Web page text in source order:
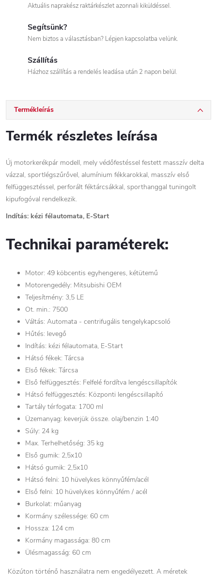
Aktuális naprakész raktárkészlet azonnali kiküldéssel.
Segítsünk?
Nem biztos a választásban? Lépjen kapcsolatba velünk.
Szállítás
Házhoz szállítás a rendelés leadása után 2 napon belül.
Termékleírás
Termék részletes leírása
Új motorkerékpár modell, mely védőfestéssel festett masszív delta
vázzal, sportlégszűrővel, alumínium fékkarokkal, masszív első
felfüggesztéssel, perforált féktárcsákkal, sporthanggal tuningolt
kipufogóval rendelkezik.
Indítás: kézi félautomata, E-Start
Technikai paraméterek:
Motor: 49 köbcentis egyhengeres, kétütemű
Motorengedély: Mitsubishi OEM
Teljesítmény: 3,5 LE
Ot. min.: 7500
Váltás: Automata - centrifugális tengelykapcsoló
Hűtés: levegő
Indítás: kézi félautomata, E-Start
Hátsó fékek: Tárcsa
Első fékek: Tárcsa
Első felfüggesztés: Felfelé fordítva lengéscsillapítók
Hátsó felfüggesztés: Központi lengéscsillapító
Tartály térfogata: 1700 ml
Üzemanyag: keverjük össze. olaj/benzin 1:40
Súly: 24 kg
Max. Terhelhetőség: 35 kg
Első gumik: 2,5x10
Hátsó gumik: 2,5x10
Hátsó felni: 10 hüvelykes könnyűfém/acél
Első felni: 10 hüvelykes könnyűfém / acél
Burkolat: műanyag
Kormány szélessége: 60 cm
Hossza: 124 cm
Kormány magassága: 80 cm
Ülésmagasság: 60 cm
Közúton történő használatra nem engedélyezett. A méretek